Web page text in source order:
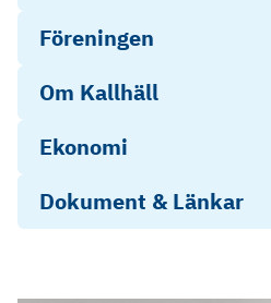
Föreningen
Om Kallhäll
Ekonomi
Dokument & Länkar